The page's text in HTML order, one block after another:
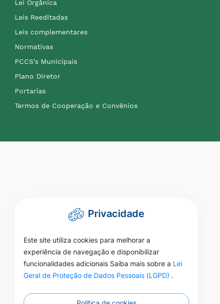
Lei Orgânica
Leis Reeditadas
Leis complementares
Normativas
PCCS’s Municipais
Plano Diretor
Portarias
Termos de Cooperação e Convênios
Privacidade
Este site utiliza cookies para melhorar a
experiência de navegação e disponibilizar
funcionalidades adicionais Saiba mais sobre a Lei
Geral de Proteção de Dados Pessoais (LGPD) .